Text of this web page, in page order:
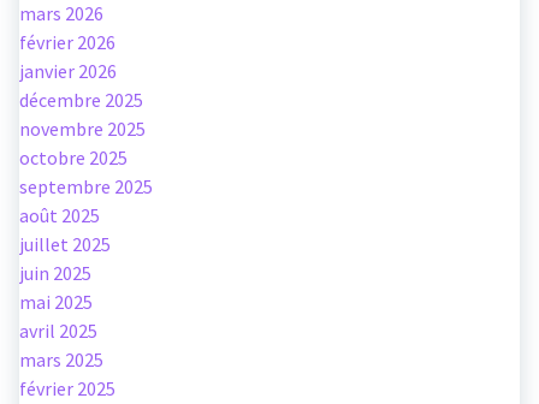
mars 2026
février 2026
janvier 2026
décembre 2025
novembre 2025
octobre 2025
septembre 2025
août 2025
juillet 2025
juin 2025
mai 2025
avril 2025
mars 2025
février 2025